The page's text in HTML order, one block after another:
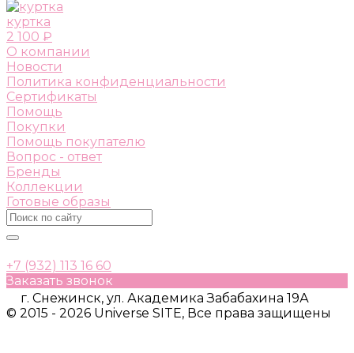
куртка
2 100 ₽
О компании
Новости
Политика конфиденциальности
Сертификаты
Помощь
Покупки
Помощь покупателю
Вопрос - ответ
Бренды
Коллекции
Готовые образы
+7 (932) 113 16 60
Заказать звонок
г. Снежинск, ул. Академика Забабахина 19А
© 2015 - 2026 Universe SITE, Все права защищены